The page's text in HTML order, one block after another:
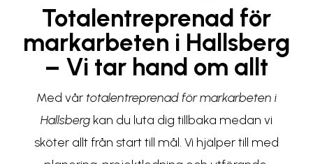
Totalentreprenad för
markarbeten i Hallsberg
– Vi tar hand om allt
Med vår totalentreprenad för markarbeten i
Hallsberg kan du luta dig tillbaka medan vi
sköter allt från start till mål. Vi hjälper till med